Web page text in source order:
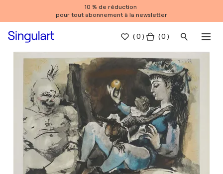
10 % de réduction
pour tout abonnement à la newsletter
(0 ) ( 0 )